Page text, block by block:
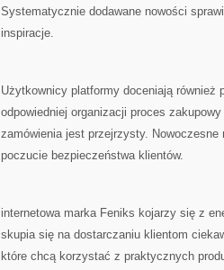
Systematycznie dodawane nowości
inspiracje.
Użytkownicy platformy doceniają również
odpowiedniej organizacji proces
zamówienia jest przejrzysty. Nowoczesne
poczucie bezpieczeństwa klientów.
internetowa marka Feniks kojarzy się z
skupia się na dostarczaniu klientom
które chcą korzystać z praktycznych